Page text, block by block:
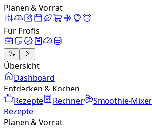
Planen & Vorrat
Für Profis
Übersicht
Dashboard
Entdecken & Kochen
Rezepte
Rechner Smoothie-Mixer
Rezepte
Planen & Vorrat